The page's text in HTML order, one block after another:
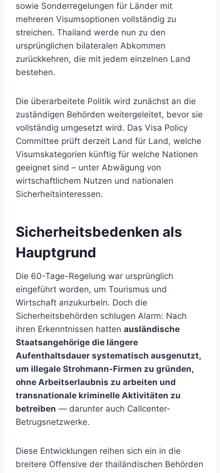
sowie Sonderregelungen für Länder mit
mehreren Visumsoptionen vollständig zu
streichen. Thailand werde nun zu den
ursprünglichen bilateralen Abkommen
zurückkehren, die mit jedem einzelnen Land
bestehen.
Die überarbeitete Politik wird zunächst an die
zuständigen Behörden weitergeleitet, bevor sie
vollständig umgesetzt wird. Das Visa Policy
Committee prüft derzeit Land für Land, welche
Visumskategorien künftig für welche Nationen
geeignet sind – unter Abwägung von
wirtschaftlichem Nutzen und nationalen
Sicherheitsinteressen.
Sicherheitsbedenken als
Hauptgrund
Die 60-Tage-Regelung war ursprünglich
eingeführt worden, um Tourismus und
Wirtschaft anzukurbeln. Doch die
Sicherheitsbehörden schlugen Alarm: Nach
ihren Erkenntnissen hatten ausländische
Staatsangehörige die längere
Aufenthaltsdauer systematisch ausgenutzt,
um illegale Strohmann-Firmen zu gründen,
ohne Arbeitserlaubnis zu arbeiten und
transnationale kriminelle Aktivitäten zu
betreiben — darunter auch Callcenter-
Betrugsnetzwerke.
Diese Entwicklungen reihen sich ein in die
breitere Offensive der thailändischen Behörden